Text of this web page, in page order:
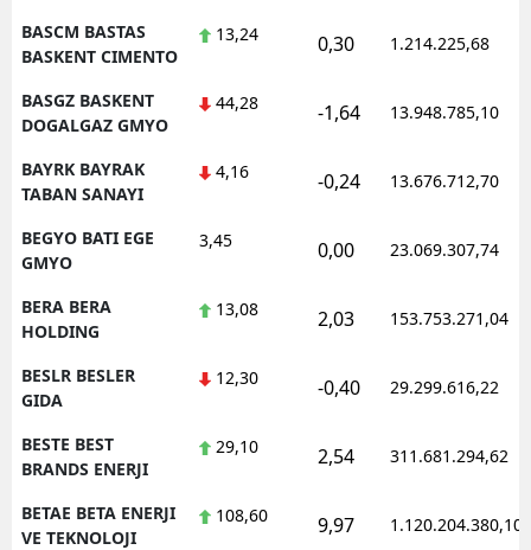
BASCM BASTAS
BASKENT CIMENTO
13,24 0,30 1.214.225,68
BASGZ BASKENT
DOGALGAZ GMYO
44,28 -1,64 13.948.785,10
BAYRK BAYRAK
TABAN SANAYI
4,16 -0,24 13.676.712,70
BEGYO BATI EGE
GMYO
3,45 0,00 23.069.307,74
BERA BERA
HOLDING
13,08 2,03 153.753.271,04
BESLR BESLER
GIDA
12,30 -0,40 29.299.616,22
BESTE BEST
BRANDS ENERJI
29,10 2,54 311.681.294,62
BETAE BETA ENERJI
VE TEKNOLOJI
108,60 9,97 1.120.204.380,10